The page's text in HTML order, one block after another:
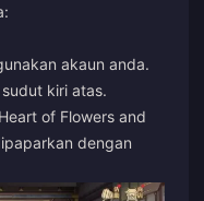
akaun anda.
kiri atas.
of Flowers and
dengan